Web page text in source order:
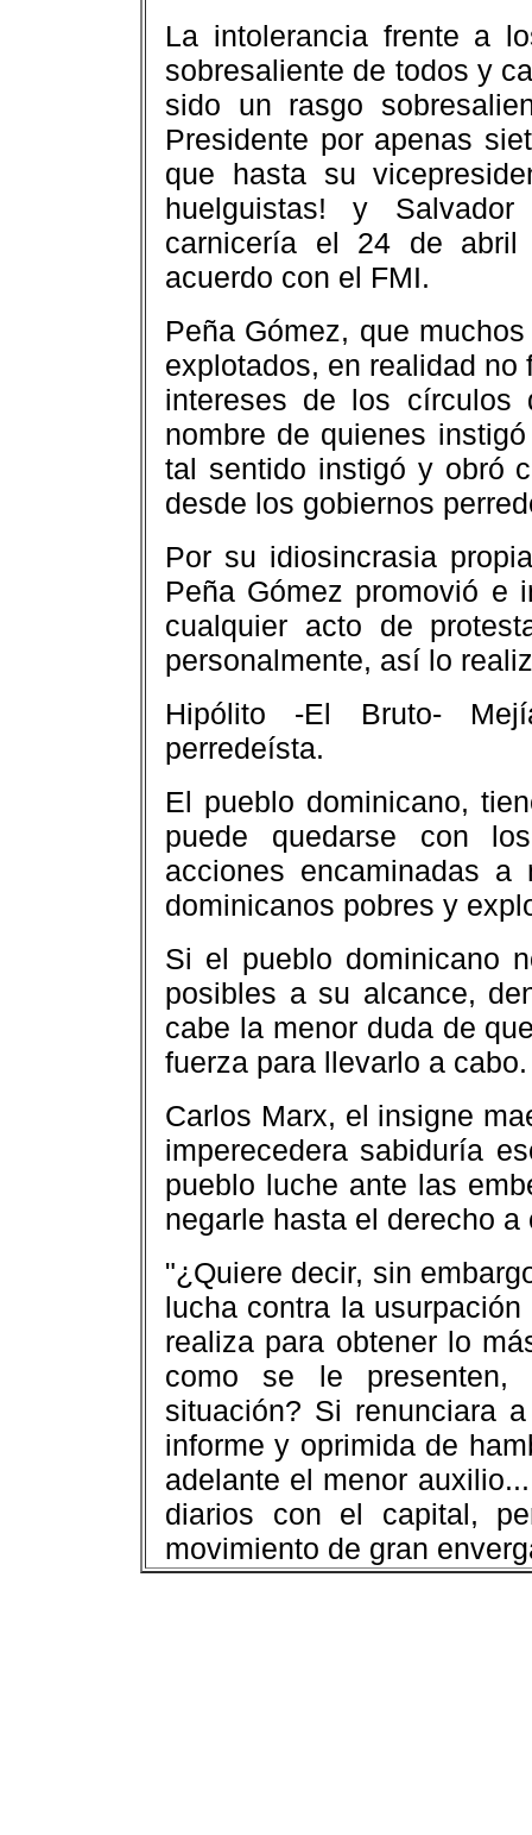
La intolerancia frente a
sobresaliente de todos y
sido un rasgo
Presidente por apenas
que hasta su
huelguistas! y
carnicería el 24 de abril
acuerdo con el FMI.
Peña Gómez, que
explotados, en realidad
intereses de los círculos
nombre de quienes
tal sentido instigó y obró
desde los gobiernos
Por su idiosincrasia
Peña Gómez promovió e
cualquier acto de
personalmente, así lo
Hipólito -El Bruto-
perredeísta.
El pueblo dominicano,
puede quedarse con
acciones encaminadas
dominicanos pobres y
Si el pueblo dominicano
posibles a su alcance,
cabe la menor duda de
fuerza para llevarlo a cabo.
Carlos Marx, el insigne
imperecedera sabiduría
pueblo luche ante las
negarle hasta el derecho a
"¿Quiere decir, sin
lucha contra la
realiza para obtener lo
como se le presenten,
situación? Si renunciara
informe y oprimida de
adelante el menor
diarios con el capital,
movimiento de gran